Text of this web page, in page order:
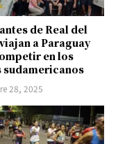
de Real del
a Paraguay
en los
sudamericanos
28, 2025